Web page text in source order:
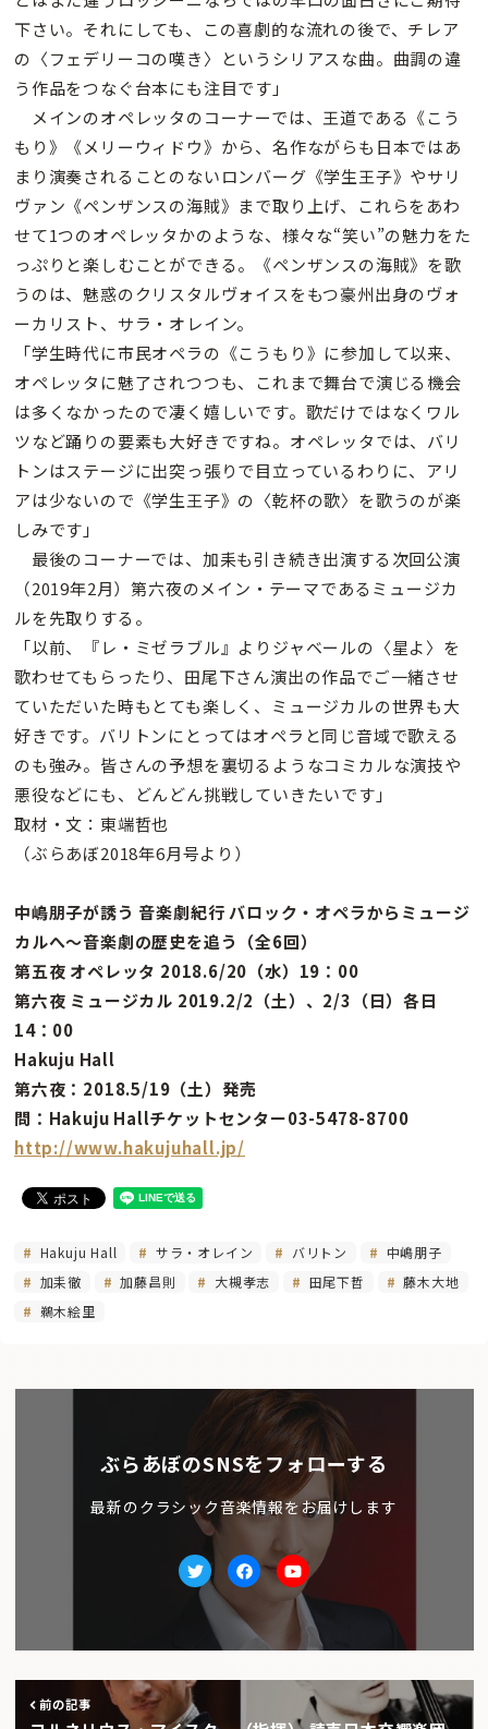
下さい。それにしても、この喜劇的な流れの後で、チレア
の〈フェデリーコの嘆き〉というシリアスな曲。曲調の違
う作品をつなぐ台本にも注目です」
メインのオペレッタのコーナーでは、王道である《こう
もり》《メリーウィドウ》から、名作ながらも日本ではあ
まり演奏されることのないロンバーグ《学生王子》やサリ
ヴァン《ペンザンスの海賊》まで取り上げ、これらをあわ
せて1つのオペレッタかのような、様々な“笑い”の魅力をた
っぷりと楽しむことができる。《ペンザンスの海賊》を歌
うのは、魅惑のクリスタルヴォイスをもつ豪州出身のヴォ
ーカリスト、サラ・オレイン。
「学生時代に市民オペラの《こうもり》に参加して以来、
オペレッタに魅了されつつも、これまで舞台で演じる機会
は多くなかったので凄く嬉しいです。歌だけではなくワル
ツなど踊りの要素も大好きですね。オペレッタでは、バリ
トンはステージに出突っ張りで目立っているわりに、アリ
アは少ないので《学生王子》の〈乾杯の歌〉を歌うのが楽
しみです」
最後のコーナーでは、加耒も引き続き出演する次回公演
（2019年2月）第六夜のメイン・テーマであるミュージカ
ルを先取りする。
「以前、『レ・ミゼラブル』よりジャベールの〈星よ〉を
歌わせてもらったり、田尾下さん演出の作品でご一緒させ
ていただいた時もとても楽しく、ミュージカルの世界も大
好きです。バリトンにとってはオペラと同じ音域で歌える
のも強み。皆さんの予想を裏切るようなコミカルな演技や
悪役などにも、どんどん挑戦していきたいです」
取材・文：東端哲也
（ぶらあぼ2018年6月号より）
中嶋朋子が誘う 音楽劇紀行 バロック・オペラからミュージ
カルへ〜音楽劇の歴史を追う（全6回）
第五夜 オペレッタ 2018.6/20（水）19：00
第六夜 ミュージカル 2019.2/2（土）、2/3（日）各日
14：00
Hakuju Hall
第六夜：2018.5/19（土）発売
問：Hakuju Hallチケットセンター03-5478-8700
http://www.hakujuhall.jp/
Hakuju Hall サラ・オレイン バリトン
中嶋朋子
加耒徹
加藤昌則 大槻孝志 田尾下哲
藤木大地
鵜木絵里
ぶらあぼのSNSをフォローする
最新のクラシック音楽情報をお届けします
TwitterfacebookYoutube
前の記事